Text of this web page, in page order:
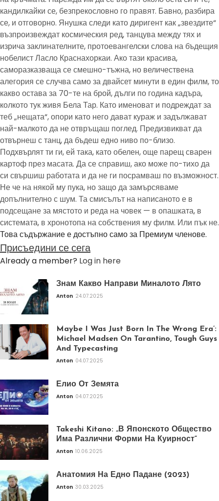
кандилкайки се, безпрекословно го правят. Бавно, разбира
се, и отговорно. Янушка следи като диригент как „звездите“
възпроизвеждат космическия ред, танцува между тях и
изрича заклинателните, протоевангелски слова на бъдещия
нобелист Ласло Краснахоркаи. Ако тази красива,
саморазказваща се смешно-тъжна, но величествена
алегория се случва само за двайсет минути в един филм, то
какво остава за 70-те на брой, дълги по година кадъра,
колкото тук живя Бела Тар. Като именоват и подреждат за
теб „нещата“, опори като него дават кураж и задължават
най-малкото да не отвръщаш поглед. Предизвикват да
отвърнеш с танц, да бъдеш едно ниво по-близо.
Подхвърлят ти ги, ей така, като обелен, още парещ сварен
картоф през масата. Да се справиш, ако може по-тихо да
си свършиш работата и да не ги посрамваш по възможност.
Не че на някой му пука, но защо да замърсяваме
допълнително с шум. Та смисълът на написаното е в
подсещане за мястото и реда на човек — в опашката, в
системата, в хронотопа на собствения му филм. Или пък не.
Това съдържание е достъпно само за Премиум членове.
Присъедини се сега
Already a member? Log in here
Знам Какво Направи Миналото Лято
Anton 24.07.2025
Maybe I Was Just Born In The Wrong Era’:
Michael Madsen On Tarantino, Tough Guys
And Typecasting
Anton 04.07.2025
Елио От Земята
Anton 04.07.2025
Takeshi Kitano: „В Японското Общество
Има Различни Форми На Куирност“
Anton 10.06.2025
Анатомия На Едно Падане (2023)
Anton 30.03.2025